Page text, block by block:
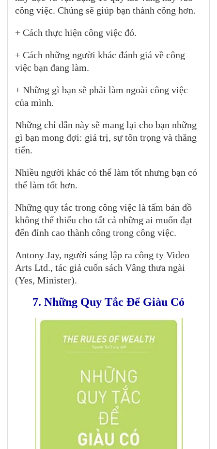
công việc. Chúng sẽ giúp bạn thành công hơn.
+ Cách thực hiện công việc đó.
+ Cách những người khác đánh giá về công
việc bạn đang làm.
+ Những gì bạn sẽ phải làm ngoài công việc
của mình.
Những chỉ dẫn này sẽ mang lại cho bạn những
gì bạn mong đợi: giá trị, sự tôn trọng và thăng
tiến.
Nhiều người khác có thể làm tốt nhưng bạn có
thể làm tốt hơn.
Những quy tắc trong công việc là tấm bản đồ
không thể thiếu cho tất cả những ai muốn đạt
đến đỉnh cao thành công trong công việc.
Antony Jay, người sáng lập ra công ty Video
Arts Ltd., tác giả cuốn sách Vâng thưa ngài
(Yes, Minister).
7. Những Quy Tắc Để Giàu Có